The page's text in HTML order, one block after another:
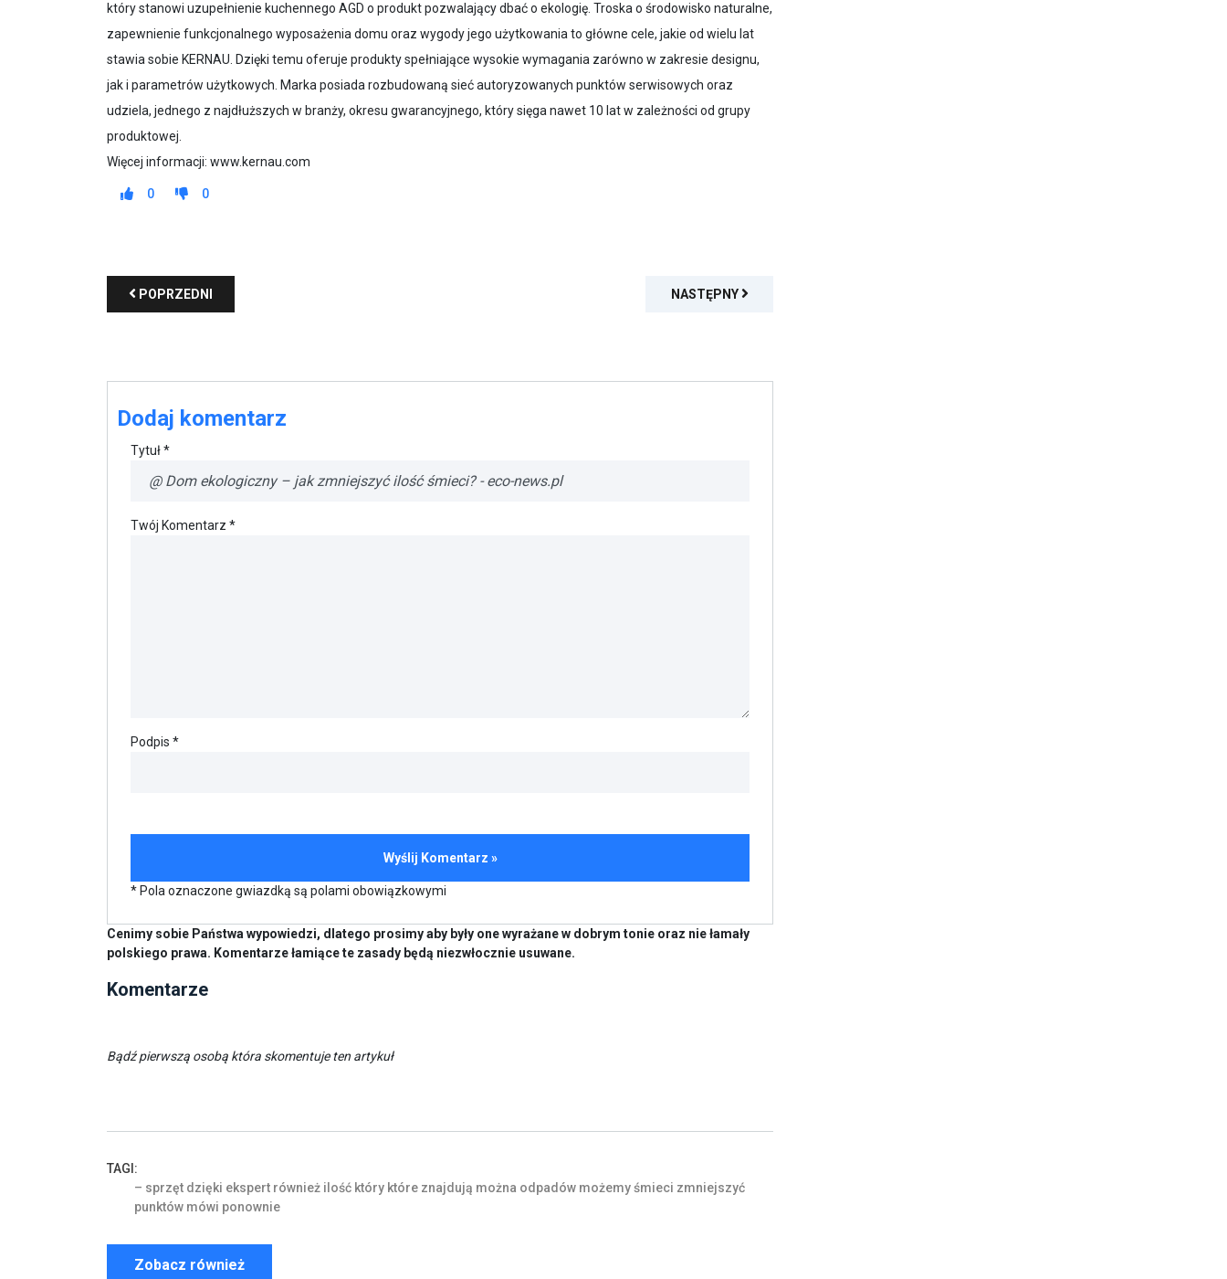
który stanowi uzupełnienie kuchennego AGD o produkt pozwalający dbać o ekologię. Troska o środowisko naturalne,
zapewnienie funkcjonalnego wyposażenia domu oraz wygody jego użytkowania to główne cele, jakie od wielu lat
stawia sobie KERNAU. Dzięki temu oferuje produkty spełniające wysokie wymagania zarówno w zakresie designu,
jak i parametrów użytkowych. Marka posiada rozbudowaną sieć autoryzowanych punktów serwisowych oraz
udziela, jednego z najdłuższych w branży, okresu gwarancyjnego, który sięga nawet 10 lat w zależności od grupy
produktowej.
Więcej informacji: www.kernau.com
0 0
POPRZEDNI NASTĘPNY
Dodaj komentarz
Tytuł *
Twój Komentarz *
Podpis *
* Pola oznaczone gwiazdką są polami obowiązkowymi
Cenimy sobie Państwa wypowiedzi, dlatego prosimy aby były one wyrażane w dobrym tonie oraz nie łamały
polskiego prawa. Komentarze łamiące te zasady będą niezwłocznie usuwane.
Komentarze
Bądź pierwszą osobą która skomentuje ten artykuł
TAGI:
– sprzęt dzięki ekspert również ilość który które znajdują można odpadów możemyśmieci zmniejszyć
punktów mówi ponownie
Zobacz również